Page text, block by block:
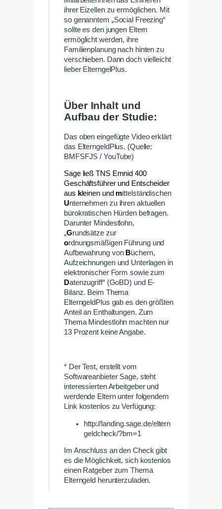
ihrer Eizellen zu ermöglichen. Mit
so genanntem „Social Freezing“
sollte es den jungen Eltern
ermöglicht werden, ihre
Familienplanung nach hinten zu
verschieben. Dann doch vielleicht
lieber ElterngelPlus.
Über Inhalt und
Aufbau der Studie:
Das oben eingefügte Video erklärt
das ElterngeldPlus. (Quelle:
BMFSFJS / YouTube)
Sage ließ TNS Emnid 400
Geschäftsführer und Entscheider
aus kleinen und mittelständischen
Unternehmen zu ihren aktuellen
bürokratischen Hürden befragen.
Darunter Mindestlohn,
„Grundsätze zur
ordnungsmäßigen Führung und
Aufbewahrung von Büchern,
Aufzeichnungen und Unterlagen in
elektronischer Form sowie zum
Datenzugriff“ (GoBD) und E-
Bilanz. Beim Thema
ElterngeldPlus gab es den größten
Anteil an Enthaltungen. Zum
Thema Mindestlohn machten nur
13 Prozent keine Angabe.
* Der Test, erstellt vom
Softwareanbieter Sage, steht
interessierten Arbeitgeber und
werdende Eltern unter folgendem
Link kostenlos zu Verfügung:
http://landing.sage.de/eltern
geldcheck/?bm=1
Im Anschluss an den Check gibt
es die Möglichkeit, sich kostenlos
einen Ratgeber zum Thema
Elterngeld herunterzuladen.